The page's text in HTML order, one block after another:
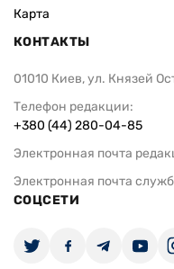
Карта
КОНТАКТЫ
01010 Киев, ул. Князей
Телефон редакции:
+380 (44) 280-04-85
Электронная почта
Электронная почта
СОЦСЕТИ